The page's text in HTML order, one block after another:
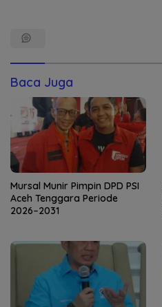
Baca Juga
Mursal Munir Pimpin DPD PSI
Aceh Tenggara Periode
2026–2031